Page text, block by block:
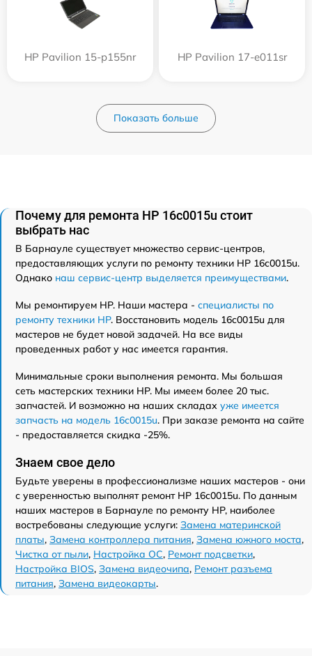
HP Pavilion 15-p155nr HP Pavilion 17-e011sr
Показать больше
Почему для ремонта HP 16c0015u стоит
выбрать нас
В Барнауле существует множество сервис-центров,
предоставляющих услуги по ремонту техники HP 16c0015u.
Однако наш сервис-центр выделяется преимуществами.
Мы ремонтируем HP. Наши мастера - специалисты по
ремонту техники HP. Восстановить модель 16c0015u для
мастеров не будет новой задачей. На все виды
проведенных работ у нас имеется гарантия.
Минимальные сроки выполнения ремонта. Мы большая
сеть мастерских техники HP. Мы имеем более 20 тыс.
запчастей. И возможно на наших складах уже имеется
запчасть на модель 16c0015u. При заказе ремонта на сайте
- предоставляется скидка -25%.
Знаем свое дело
Будьте уверены в профессионализме наших мастеров - они
с уверенностью выполнят ремонт HP 16c0015u. По данным
наших мастеров в Барнауле по ремонту HP, наиболее
востребованы следующие услуги: Замена материнской
платы, Замена контроллера питания, Замена южного моста,
Чистка от пыли, Настройка ОС, Ремонт подсветки,
Настройка BIOS, Замена видеочипа, Ремонт разъема
питания, Замена видеокарты.